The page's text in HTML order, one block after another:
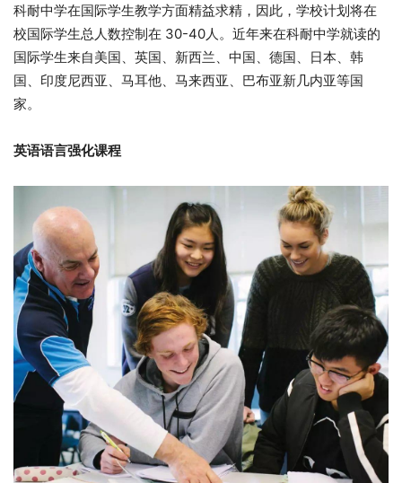
科耐中学在国际学生教学方面精益求精，因此，学校计划将在
校国际学生总人数控制在 30-40人。近年来在科耐中学就读的
国际学生来自美国、英国、新西兰、中国、德国、日本、韩
国、印度尼西亚、马耳他、马来西亚、巴布亚新几内亚等国
家。
英语语言强化课程